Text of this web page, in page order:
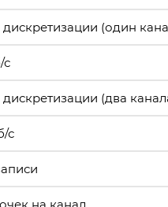
дискретизации (один
с
дискретизации (два
с